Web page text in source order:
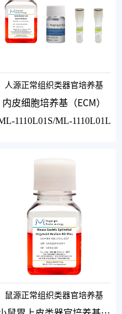
人源正常组织类器官培养基
内皮细胞培养基（ECM）
1110L01S/ML-1110L01L
鼠源正常组织类器官培养基